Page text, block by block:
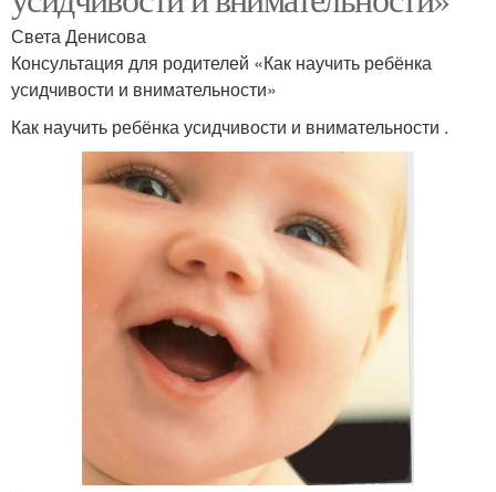
Света Денисова
Консультация для родителей «Как научить ребёнка
усидчивости и внимательности»
Как научить ребёнка усидчивости и внимательности .